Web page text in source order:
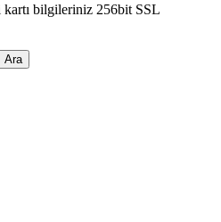
kartı bilgileriniz 256bit SSL
Ara